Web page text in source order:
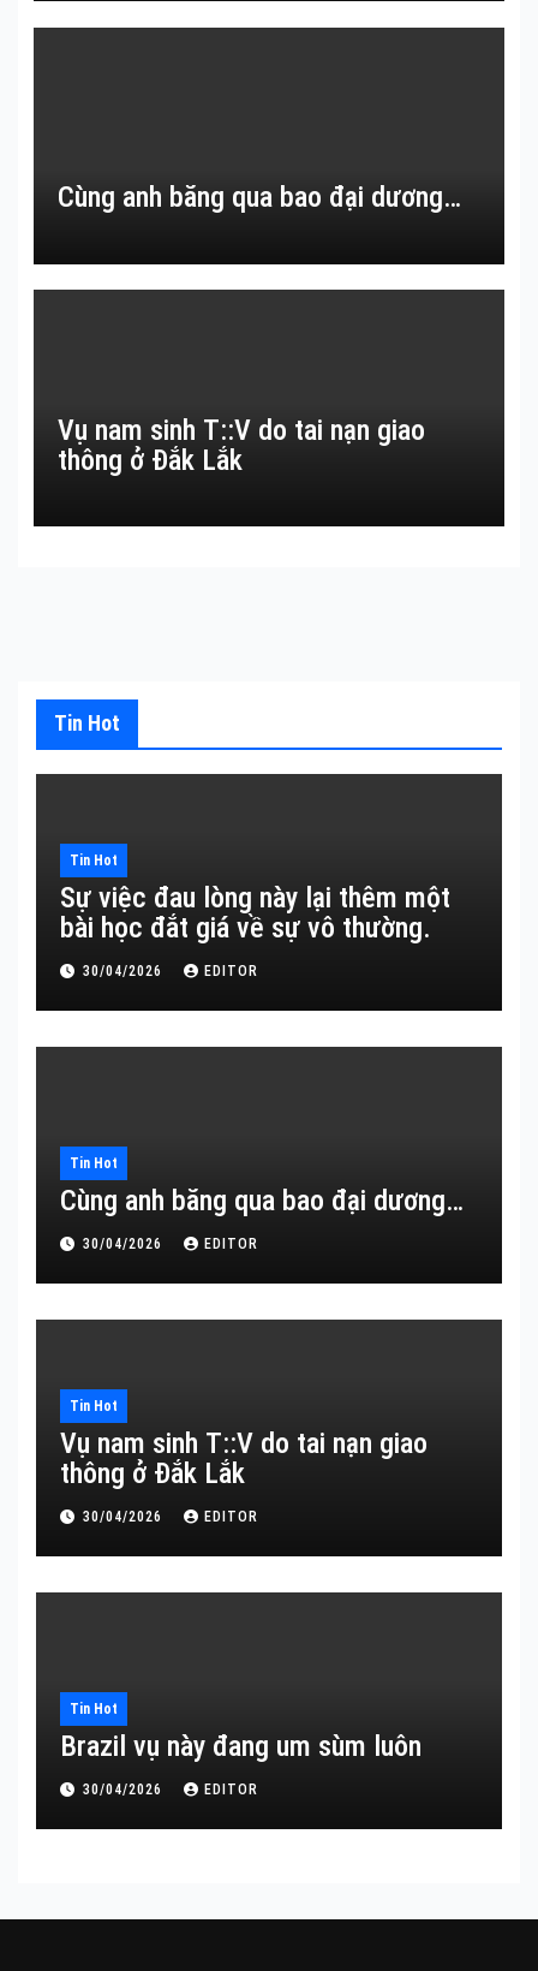
Cùng anh băng qua bao đại dương…
Vụ nam sinh T::V do tai nạn giao
thông ở Đắk Lắk
Tin Hot
Tin Hot
Sự việc đau lòng này lại thêm một
bài học đắt giá về sự vô thường.
30/04/2026 EDITOR
Tin Hot
Cùng anh băng qua bao đại dương…
30/04/2026 EDITOR
Tin Hot
Vụ nam sinh T::V do tai nạn giao
thông ở Đắk Lắk
30/04/2026 EDITOR
Tin Hot
Brazil vụ này đang um sùm luôn
30/04/2026 EDITOR